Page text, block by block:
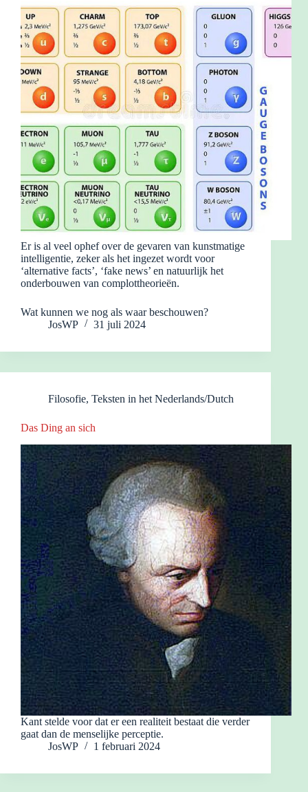
Er is al veel ophef over de gevaren van kunstmatige
intelligentie, zeker als het ingezet wordt voor
‘alternative facts’, ‘fake news’ en natuurlijk het
onderbouwen van complottheorieën.
Wat kunnen we nog als waar beschouwen?
JosWP
31 juli 2024
Filosofie, Teksten in het Nederlands/Dutch
Das Ding an sich
Kant stelde voor dat er een realiteit bestaat die verder
gaat dan de menselijke perceptie.
JosWP
1 februari 2024